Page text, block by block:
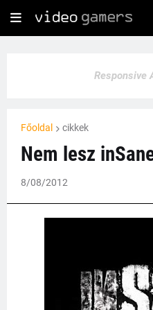
Responsive
Főoldal cikkek
Nem lesz
8/08/2012